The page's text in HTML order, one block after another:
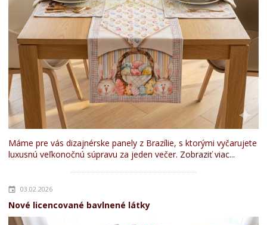
Máme pre vás dizajnérske panely z Brazílie, s ktorými vyčarujete
luxusnú veľkonočnú súpravu za jeden večer. Zobraziť viac...
03.02.2026
Nové licencované bavlnené látky